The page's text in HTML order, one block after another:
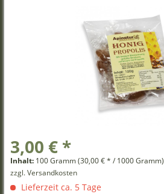
3,00 € *
Inhalt: 100 Gramm (30,00 € * / 1000 Gramm)
zzgl. Versandkosten
Lieferzeit ca. 5 Tage